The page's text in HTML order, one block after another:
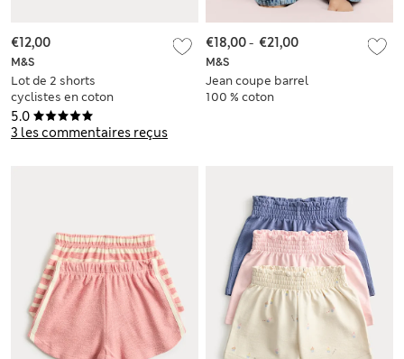
5.0
3 les commentaires reçus
M&S
Lot de 2 shorts
cyclistes en coton
(jusqu’au 5 ans)
€12,00
M&S
Jean coupe barrel
100 % coton
€18,00- €21,00